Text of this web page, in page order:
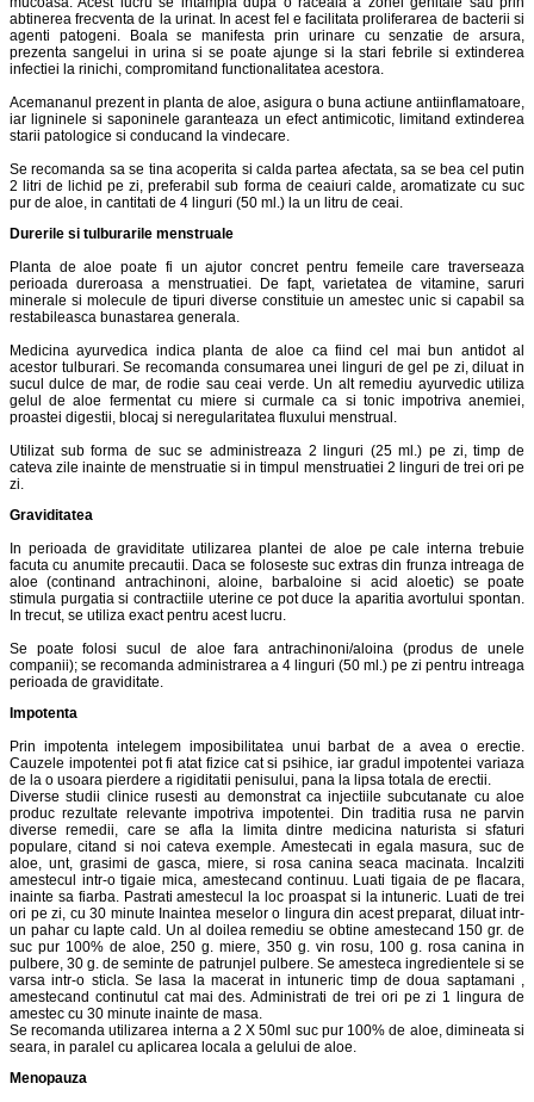
abtinerea frecventa de la urinat. In acest fel e facilitata proliferarea de bacterii si
agenti patogeni. Boala se manifesta prin urinare cu senzatie de arsura,
prezenta sangelui in urina si se poate ajunge si la stari febrile si extinderea
infectiei la rinichi, compromitand functionalitatea acestora.
Acemananul prezent in planta de aloe, asigura o buna actiune antiinflamatoare,
iar ligninele si saponinele garanteaza un efect antimicotic, limitand extinderea
starii patologice si conducand la vindecare.
Se recomanda sa se tina acoperita si calda partea afectata, sa se bea cel putin
2 litri de lichid pe zi, preferabil sub forma de ceaiuri calde, aromatizate cu suc
pur de aloe, in cantitati de 4 linguri (50 ml.) la un litru de ceai.
Durerile si tulburarile menstruale
Planta de aloe poate fi un ajutor concret pentru femeile care traverseaza
perioada dureroasa a menstruatiei. De fapt, varietatea de vitamine, saruri
minerale si molecule de tipuri diverse constituie un amestec unic si capabil sa
restabileasca bunastarea generala.
Medicina ayurvedica indica planta de aloe ca fiind cel mai bun antidot al
acestor tulburari. Se recomanda consumarea unei linguri de gel pe zi, diluat in
sucul dulce de mar, de rodie sau ceai verde. Un alt remediu ayurvedic utiliza
gelul de aloe fermentat cu miere si curmale ca si tonic impotriva anemiei,
proastei digestii, blocaj si neregularitatea fluxului menstrual.
Utilizat sub forma de suc se administreaza 2 linguri (25 ml.) pe zi, timp de
cateva zile inainte de menstruatie si in timpul menstruatiei 2 linguri de trei ori pe
zi.
Graviditatea
In perioada de graviditate utilizarea plantei de aloe pe cale interna trebuie
facuta cu anumite precautii. Daca se foloseste suc extras din frunza intreaga de
aloe (continand antrachinoni, aloine, barbaloine si acid aloetic) se poate
stimula purgatia si contractiile uterine ce pot duce la aparitia avortului spontan.
In trecut, se utiliza exact pentru acest lucru.
Se poate folosi sucul de aloe fara antrachinoni/aloina (produs de unele
companii); se recomanda administrarea a 4 linguri (50 ml.) pe zi pentru intreaga
perioada de graviditate.
Impotenta
Prin impotenta intelegem imposibilitatea unui barbat de a avea o erectie.
Cauzele impotentei pot fi atat fizice cat si psihice, iar gradul impotentei variaza
de la o usoara pierdere a rigiditatii penisului, pana la lipsa totala de erectii.
Diverse studii clinice rusesti au demonstrat ca injectiile subcutanate cu aloe
produc rezultate relevante impotriva impotentei. Din traditia rusa ne parvin
diverse remedii, care se afla la limita dintre medicina naturista si sfaturi
populare, citand si noi cateva exemple. Amestecati in egala masura, suc de
aloe, unt, grasimi de gasca, miere, si rosa canina seaca macinata. Incalziti
amestecul intr-o tigaie mica, amestecand continuu. Luati tigaia de pe flacara,
inainte sa fiarba. Pastrati amestecul la loc proaspat si la intuneric. Luati de trei
ori pe zi, cu 30 minute Inaintea meselor o lingura din acest preparat, diluat intr-
un pahar cu lapte cald. Un al doilea remediu se obtine amestecand 150 gr. de
suc pur 100% de aloe, 250 g. miere, 350 g. vin rosu, 100 g. rosa canina in
pulbere, 30 g. de seminte de patrunjel pulbere. Se amesteca ingredientele si se
varsa intr-o sticla. Se lasa la macerat in intuneric timp de doua saptamani ,
amestecand continutul cat mai des. Administrati de trei ori pe zi 1 lingura de
amestec cu 30 minute inainte de masa.
Se recomanda utilizarea interna a 2 X 50ml suc pur 100% de aloe, dimineata si
seara, in paralel cu aplicarea locala a gelului de aloe.
Menopauza